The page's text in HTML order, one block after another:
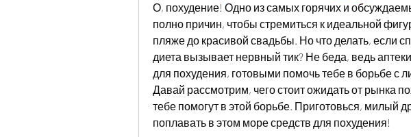
О, похудение! Одно из самых горячих и
полно причин, чтобы стремиться к идеальной
пляже до красивой свадьбы. Но что делать, если
диета вызывает нервный тик? Не беда, ведь
для похудения, готовыми помочь тебе в борьбе с
Давай рассмотрим, чего стоит ожидать от рынка
тебе помогут в этой борьбе. Приготовься, милый
поплавать в этом море средств для похудения!